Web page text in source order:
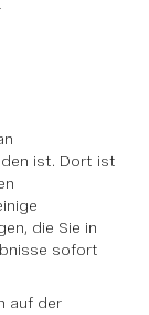
ist. Dort ist
die Sie in
sofort
auf der